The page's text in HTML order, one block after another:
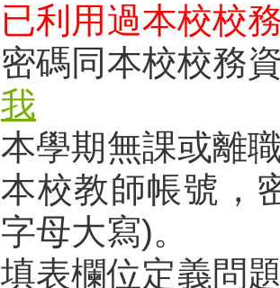
已利用過本校校
密碼同本校校務
我
本學期無課或離
本校教師帳號，
字母大寫)。
填表欄位定義問